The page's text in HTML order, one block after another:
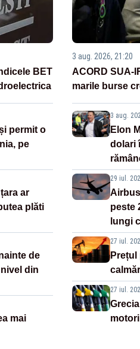
BET
permit o
pe
ar
plăti
de
din
mai
3 aug. 2026, 21:20
ACORD SUA-
marile burse
3 aug.
Elon
dolari
29 iul.
peste
lungi
27 iul.
Prețul
27 iul.